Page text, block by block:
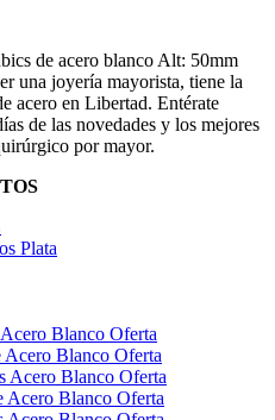
de acero blanco Alt: 50mm
una joyería mayorista, tiene la
acero en Libertad. Entérate
de las novedades y los mejores
por mayor.
Plata
Blanco Oferta
Acero Blanco Oferta
Acero Blanco Oferta
Acero Blanco Oferta